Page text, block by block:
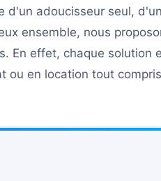
d'un adoucisseur seul,
ensemble, nous
En effet, chaque solution
ou en location tout